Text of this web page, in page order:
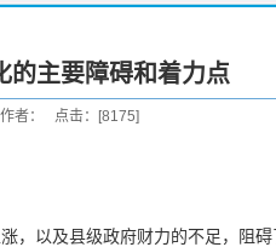
的主要障碍和着力点
者： 点击：[8175]
，以及县级政府财力的不足，阻